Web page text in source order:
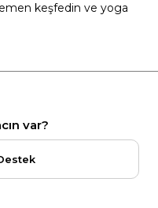
keşfedin ve yoga
var?